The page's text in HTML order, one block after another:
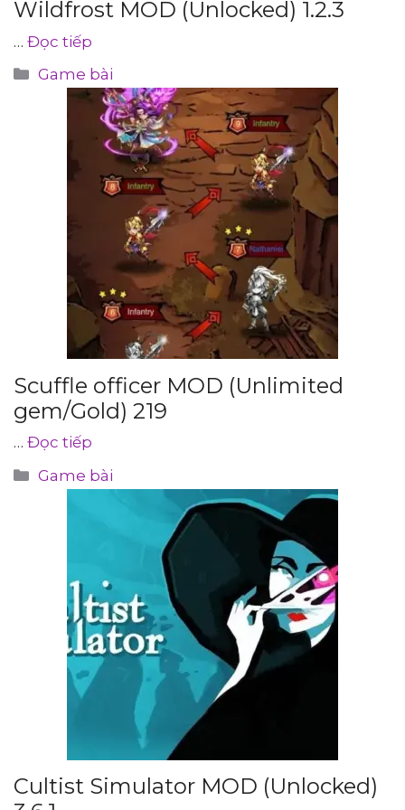
Wildfrost MOD (Unlocked) 1.2.3
… Đọc tiếp
Danh
mục
Game bài
Scuffle officer MOD (Unlimited
gem/Gold) 219
… Đọc tiếp
Danh
mục
Game bài
Cultist Simulator MOD (Unlocked)